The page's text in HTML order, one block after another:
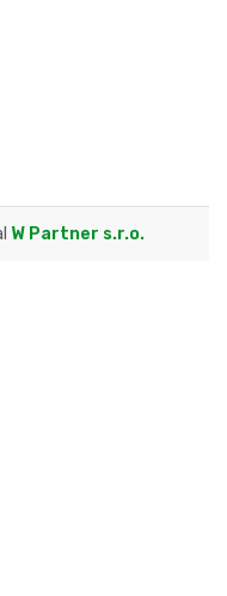
W Partner s.r.o.